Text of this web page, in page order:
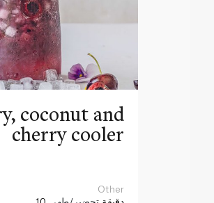
coconut and
cherry cooler
Other